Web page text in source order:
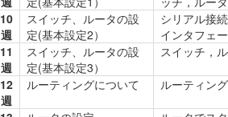
10
週
スイッチ、ルータの設
定(基本設定2）
シリアル接
インタフェ
11
週
スイッチ、ルータの設
定(基本設定3）
スイッチ，
12
週
ルーティングについて ルーティン